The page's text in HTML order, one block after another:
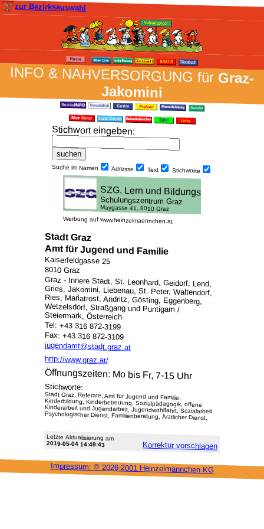
zur Bezirksauswahl
INFO & NAH­VER­SORG­UNG fürGraz-
Jakomini
Stich­wort ein­geben:
Suche im Namen Adresse Text Stich­worte
Werbung auf www.heinzelmaennchen.at
Stadt Graz
Amt für Jugend und Familie
Kaiserfeldgasse 25
8010 Graz
Graz - Innere Stadt, St. Leonhard, Geidorf, Lend,
Gries, Jakomini, Liebenau, St. Peter, Waltendorf,
Ries, Mariatrost, Andritz, Gösting, Eggenberg,
Wetzelsdorf, Straßgang und Puntigam /
Steiermark, Österreich
Tel: +43 316 872-3199
Fax: +43 316 872-3109
jugendamt@stadt.graz.at
http://www.graz.at/
Öffnungszeiten: Mo bis Fr, 7-15 Uhr
Stichworte:
Stadt Graz, Referate, Amt für Jugend und Familie,
Kinderbildung, Kinderbetreuung, Sozialpädagogik, offene
Kinderarbeit und Jugendarbeit, Jugendwohlfahrt, Sozialarbeit,
Psychologischer Dienst, Familienberatung, Ärztlicher Dienst,
Letzte Aktu­alisie­rung am
2019-05-04 14:49:43 Korrektur vor­schlagen
Impressum: © 2026-2001 Heinzel­männchen KG